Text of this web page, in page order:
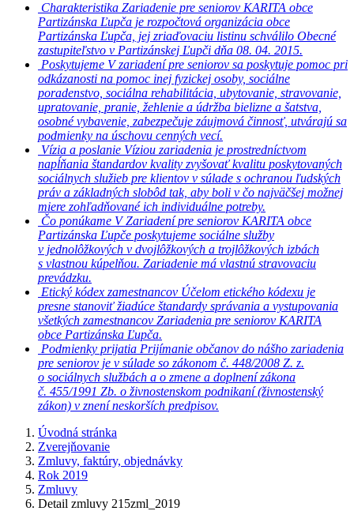
Charakteristika Zariadenie pre seniorov KARITA obce
Partizánska Ľupča je rozpočtová organizácia obce
Partizánska Ľupča, jej zriaďovaciu listinu schválilo Obecné
zastupiteľstvo v Partizánskej Ľupči dňa 08. 04. 2015.
Poskytujeme V zariadení pre seniorov sa poskytuje pomoc pri
odkázanosti na pomoc inej fyzickej osoby, sociálne
poradenstvo, sociálna rehabilitácia, ubytovanie, stravovanie,
upratovanie, pranie, žehlenie a údržba bielizne a šatstva,
osobné vybavenie, zabezpečuje záujmová činnosť, utvárajú sa
podmienky na úschovu cenných vecí.
Vízia a poslanie Víziou zariadenia je prostredníctvom
napĺňania štandardov kvality zvyšovať kvalitu poskytovaných
sociálnych služieb pre klientov v súlade s ochranou ľudských
práv a základných slobôd tak, aby boli v čo najväčšej možnej
miere zohľadňované ich individuálne potreby.
Čo ponúkame V Zariadení pre seniorov KARITA obce
Partizánska Ľupče poskytujeme sociálne služby
v jednolôžkových v dvojlôžkových a trojlôžkových izbách
s vlastnou kúpelňou. Zariadenie má vlastnú stravovaciu
prevádzku.
Etický kódex zamestnancov Účelom etického kódexu je
presne stanoviť žiadúce štandardy správania a vystupovania
všetkých zamestnancov Zariadenia pre seniorov KARITA
obce Partizánska Ľupča.
Podmienky prijatia Prijímanie občanov do nášho zariadenia
pre seniorov je v súlade so zákonom č. 448/2008 Z. z.
o sociálnych službách a o zmene a doplnení zákona
č. 455/1991 Zb. o živnostenskom podnikaní (živnostenský
zákon) v znení neskorších predpisov.
Úvodná stránka
Zverejňovanie
Zmluvy, faktúry, objednávky
Rok 2019
Zmluvy
Detail zmluvy 215zml_2019